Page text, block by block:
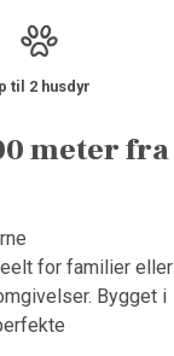
til 2 husdyr
meter fra
for familier eller
Bygget i